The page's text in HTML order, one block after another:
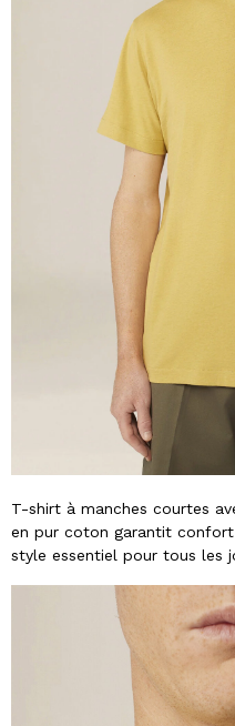
T-shirt à manches courtes
en pur coton garantit confort
style essentiel pour tous les